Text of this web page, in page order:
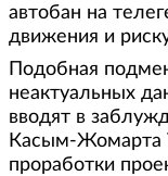
автобан на
движения и
Подобная
неактуальных
вводят в
Касым-Жомарта
проработки